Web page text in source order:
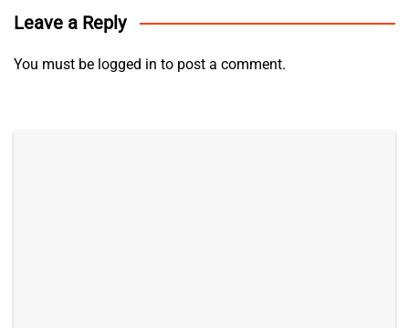
Leave a Reply
You must be logged in to post a comment.